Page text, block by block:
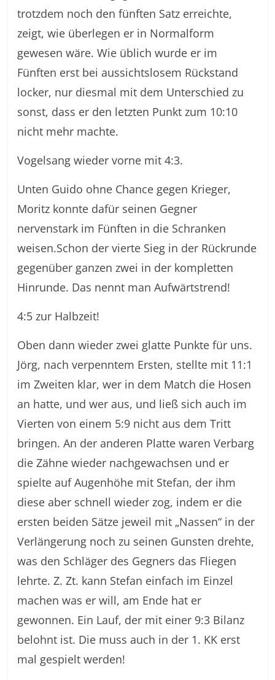
trotzdem noch den fünften Satz erreichte,
zeigt, wie überlegen er in Normalform
gewesen wäre. Wie üblich wurde er im
Fünften erst bei aussichtslosem Rückstand
locker, nur diesmal mit dem Unterschied zu
sonst, dass er den letzten Punkt zum 10:10
nicht mehr machte.
Vogelsang wieder vorne mit 4:3.
Unten Guido ohne Chance gegen Krieger,
Moritz konnte dafür seinen Gegner
nervenstark im Fünften in die Schranken
weisen.Schon der vierte Sieg in der Rückrunde
gegenüber ganzen zwei in der kompletten
Hinrunde. Das nennt man Aufwärtstrend!
4:5 zur Halbzeit!
Oben dann wieder zwei glatte Punkte für uns.
Jörg, nach verpenntem Ersten, stellte mit 11:1
im Zweiten klar, wer in dem Match die Hosen
an hatte, und wer aus, und ließ sich auch im
Vierten von einem 5:9 nicht aus dem Tritt
bringen. An der anderen Platte waren Verbarg
die Zähne wieder nachgewachsen und er
spielte auf Augenhöhe mit Stefan, der ihm
diese aber schnell wieder zog, indem er die
ersten beiden Sätze jeweil mit „Nassen“ in der
Verlängerung noch zu seinen Gunsten drehte,
was den Schläger des Gegners das Fliegen
lehrte. Z. Zt. kann Stefan einfach im Einzel
machen was er will, am Ende hat er
gewonnen. Ein Lauf, der mit einer 9:3 Bilanz
belohnt ist. Die muss auch in der 1. KK erst
mal gespielt werden!